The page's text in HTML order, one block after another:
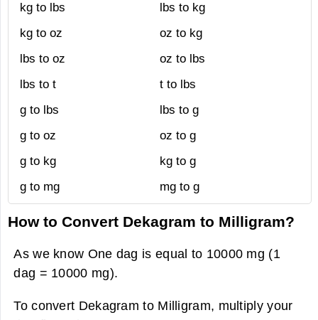
kg to lbs
lbs to kg
kg to oz
oz to kg
lbs to oz
oz to lbs
lbs to t
t to lbs
g to lbs
lbs to g
g to oz
oz to g
g to kg
kg to g
g to mg
mg to g
How to Convert Dekagram to Milligram?
As we know One dag is equal to 10000 mg (1
dag = 10000 mg).
To convert Dekagram to Milligram, multiply your